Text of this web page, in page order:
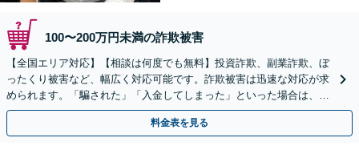
100〜200万円未満の詐欺被害
【全国エリア対応】【相談は何度でも無料】投資詐欺、副業詐欺、ぼ
ったくり被害など、幅広く対応可能です。詐欺被害は迅速な対応が求
められます。「騙された」「入金してしまった」といった場合は、お
早めにご相談ください。【電話・メール・WEB相談可】
料金表を見る